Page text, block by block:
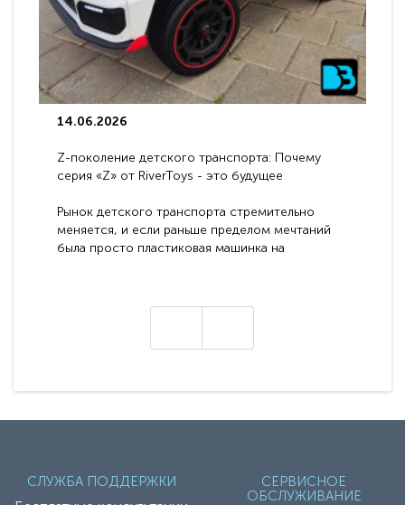
14.06.2026
Z-поколение детского транспорта: Почему
серия «Z» от RiverToys - это будущее
Рынок детского транспорта стремительно
меняется, и если раньше пределом мечтаний
была просто пластиковая машинка на
СЛУЖБА ПОДДЕРЖКИ
СЕРВИСНОЕ
ОБСЛУЖИВАНИЕ